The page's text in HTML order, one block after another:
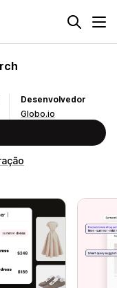
Desenvolvedor
Globo.io